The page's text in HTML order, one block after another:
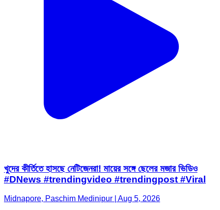
খুদের কীর্তিতে হাসছে নেটিজেনরা! মায়ের সঙ্গে ছেলের মজার ভিডিও
#DNews #trendingvideo #trendingpost #Viral
Midnapore, Paschim Medinipur | Aug 5, 2026